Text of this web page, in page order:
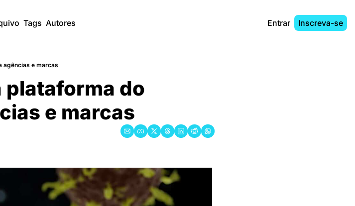
Tags Autores Entrar Inscreva-se
agências e marcas
plataforma do
e marcas